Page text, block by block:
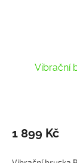
Vibrační
1 899 Kč